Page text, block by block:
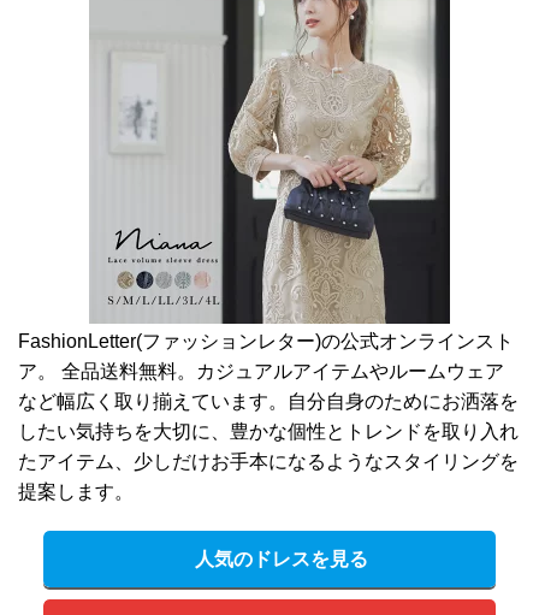
FashionLetter(ファッションレター)の公式オンラインスト
ア。 全品送料無料。カジュアルアイテムやルームウェア
など幅広く取り揃えています。自分自身のためにお洒落を
したい気持ちを大切に、豊かな個性とトレンドを取り入れ
たアイテム、少しだけお手本になるようなスタイリングを
提案します。
人気のドレスを見る